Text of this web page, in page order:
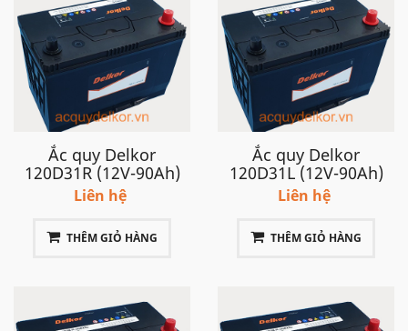
Ắc quy Delkor
120D31R (12V-90Ah)
Liên hệ
THÊM GIỎ HÀNG
Ắc quy Delkor
120D31L (12V-90Ah)
Liên hệ
THÊM GIỎ HÀNG